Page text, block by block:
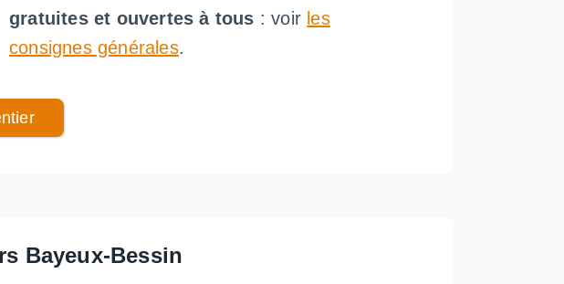
gratuites et ouvertes à tous : voir les
consignes générales.
Bayeux-Bessin